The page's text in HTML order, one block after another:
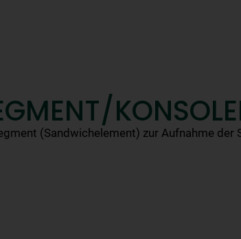
(Sandwichelement) zur Aufnahme der